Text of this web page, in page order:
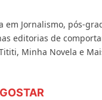
em Jornalismo, pós-
editorias de
Minha Novela e